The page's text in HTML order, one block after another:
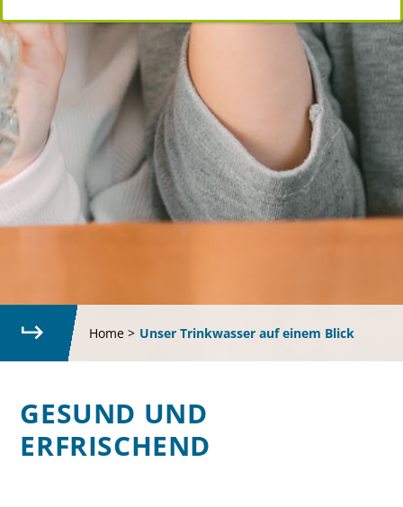
Home > Unser Trinkwasser auf einem Blick
GESUND UND
ERFRISCHEND